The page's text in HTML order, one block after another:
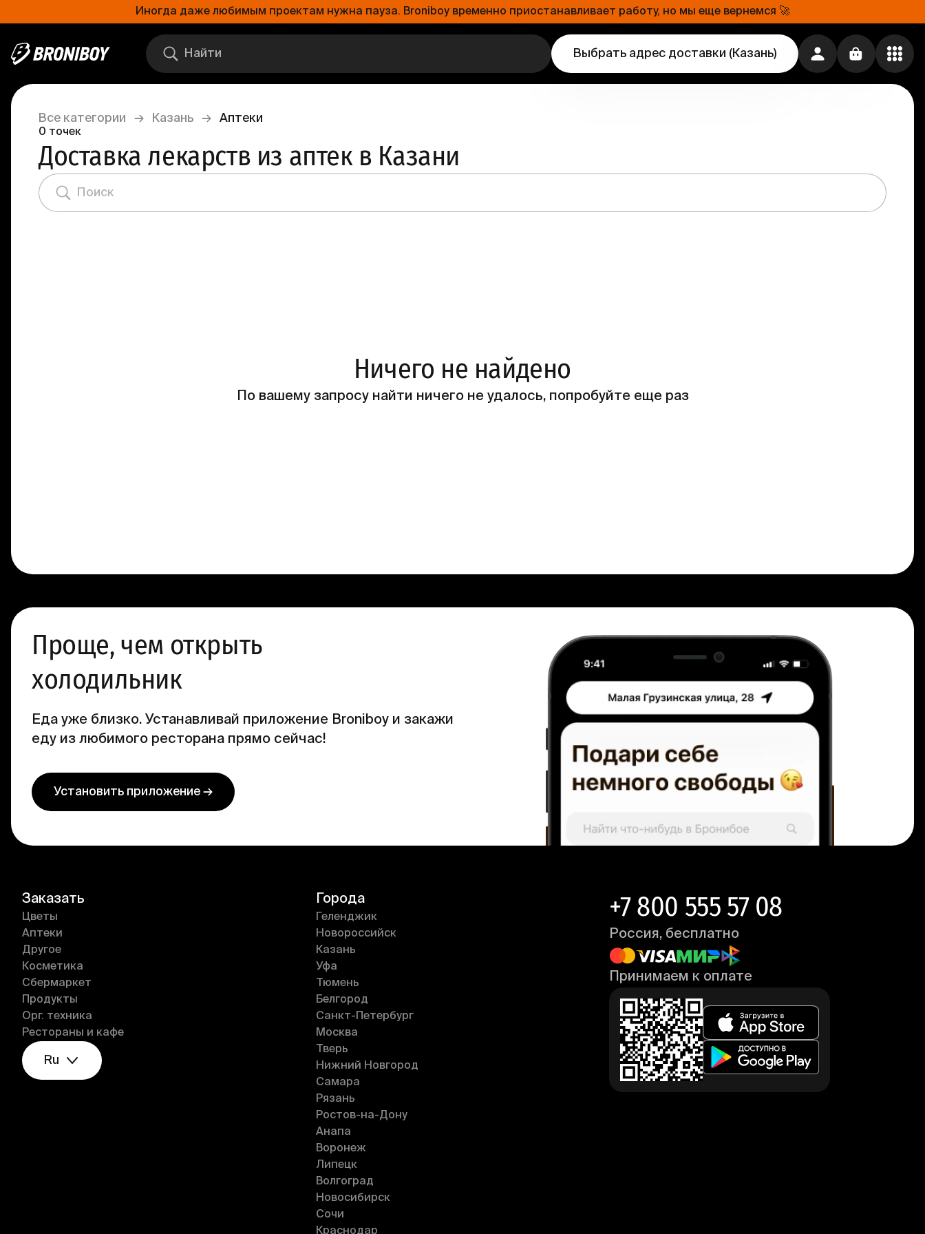
Иногда даже любимым проектам нужна пауза. Broniboy временно приостанавливает работу, но мы еще вернемся 🚀
Выбрать адрес доставки (Казань)
Все категории → Казань → Аптеки
0 точек
Доставка лекарств из аптек в Казани
Ничего не найдено
По вашему запросу найти ничего не удалось, попробуйте еще раз
Проще, чем открыть
холодильник
Еда уже близко. Устанавливай приложение Broniboy и закажи
еду из любимого ресторана прямо сейчас!
Установить приложение →
Заказать
Цветы
Аптеки
Другое
Косметика
Сбермаркет
Продукты
Орг. техника
Рестораны и кафе
Ru
Города
Геленджик
Новороссийск
Казань
Уфа
Тюмень
Белгород
Санкт-Петербург
Москва
Тверь
Нижний Новгород
Самара
Рязань
Ростов-на-Дону
Анапа
Воронеж
Липецк
Волгоград
Новосибирск
Сочи
Краснодар
+7 800 555 57 08
Россия, бесплатно
Принимаем к оплате